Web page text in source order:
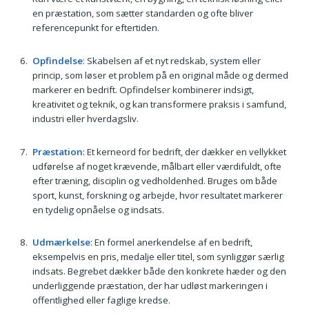
en præstation, som sætter standarden og ofte bliver
referencepunkt for eftertiden.
Opfindelse: Skabelsen af et nyt redskab, system eller
princip, som løser et problem på en original måde og dermed
markerer en bedrift. Opfindelser kombinerer indsigt,
kreativitet og teknik, og kan transformere praksis i samfund,
industri eller hverdagsliv.
Præstation: Et kerneord for bedrift, der dækker en vellykket
udførelse af noget krævende, målbart eller værdifuldt, ofte
efter træning, disciplin og vedholdenhed. Bruges om både
sport, kunst, forskning og arbejde, hvor resultatet markerer
en tydelig opnåelse og indsats.
Udmærkelse: En formel anerkendelse af en bedrift,
eksempelvis en pris, medalje eller titel, som synliggør særlig
indsats. Begrebet dækker både den konkrete hæder og den
underliggende præstation, der har udløst markeringen i
offentlighed eller faglige kredse.